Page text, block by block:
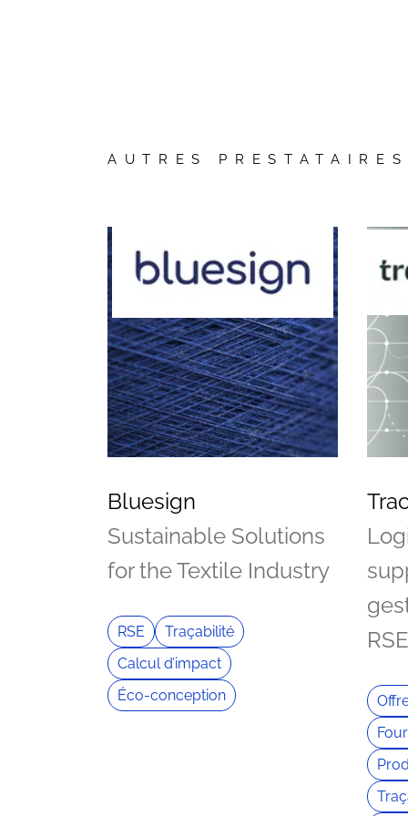
AUTRES
Bluesign
Sustainable Solutions
for the Textile Industry
RSE
Traçabilité
Calcul d’impact
Éco-conception
RSE